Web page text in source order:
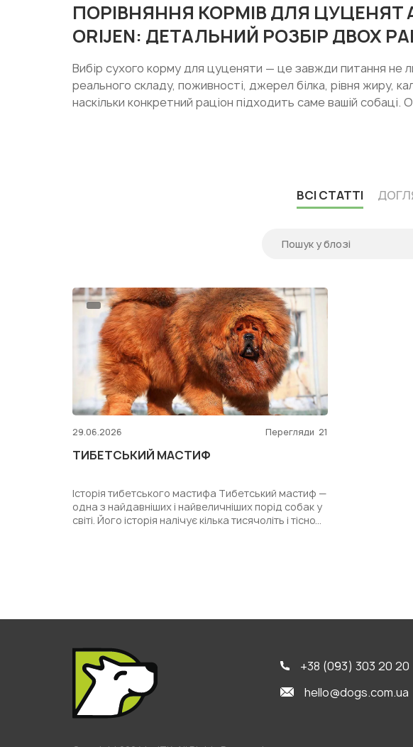
ПОРІВНЯННЯ КОРМІВ ДЛЯ ЦУЦЕНЯТ
ORIJEN: ДЕТАЛЬНИЙ РОЗБІР ДВОХ
Вибір сухого корму для цуценяти — це завжди питання не
реального складу, поживності, джерел білка, рівня жиру,
наскільки конкретний раціон підходить саме вашій собаці.
ВСІ СТАТТІ
29.06.2026 Перегляди 21
ТИБЕТСЬКИЙ МАСТИФ
Історія тибетського мастифа Тибетський мастиф —
одна з найдавніших і найвеличніших порід собак у
світі. Його історія налічує кілька тисячоліть і тісно...
+38 (093) 303 20 20
hello@dogs.com.ua